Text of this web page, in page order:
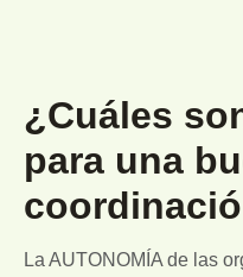
¿Cuáles
para una
La AUTONOMÍA de las